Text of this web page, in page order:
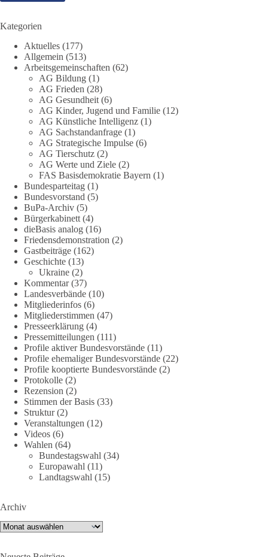
beschäftigte sich die Teilnehmer des Politischen
Referent Frank Bothmann stellte die These auf, dass die
derzeit in Teilen der Umweltbewegung diskutierten
„Grundrechte der Natur“ weit über klassischen Naturschutz
hinausreichen und grundlegende Fragen zum Menschenbild,
zum Rechtsstaat und zur Demokratie aufwerfen. [...]
👉 Hier weiterlesen:https://diebasis-
partei.de/2026/07/grundrechte-der-natur-ein-angriff-auf-das-
grundgesetz/
🟩🟩🟦🟦🟥🟥🟧🟧
Es ging weniger um fertige Antworten als um eine Debatte
darüber, wie Freiheit, Verantwortung, Naturschutz und
Grundrechte in einer demokratischen Gesellschaft künftig
miteinander in Einklang gebracht werden können.
#dieBasis #natur #grundrechte
38 7 8
DieBasis
2 Tage(n) zuvor
Jetzt dieBasis Sachsen-Anhalt unterstützen!
Die Landtagswahl 2026 in Sachsen-Anhalt findet am 6.
September statt. Die Inhalte stehen – jetzt müssen sie gesehen,
geteilt und diskutiert werden.
Folge unseren Kanälen:
Facebook:
https://www.facebook.com/groups/diebasissachsenanhalt/
Tiktok:
X:https://x.com/DieBasisLSA
Youtube:https://www.youtube.com/dieBasisSachsenAnhalt
Kategorien
Aktuelles (177)
Allgemein (513)
Arbeitsgemeinschaften (62)
AG Bildung (1)
AG Frieden (28)
AG Gesundheit (6)
AG Kinder, Jugend und Familie (12)
AG Künstliche Intelligenz (1)
AG Sachstandanfrage (1)
AG Strategische Impulse (6)
AG Tierschutz (2)
AG Werte und Ziele (2)
FAS Basisdemokratie Bayern (1)
Bundesparteitag (1)
Bundesvorstand (5)
BuPa-Archiv (5)
Bürgerkabinett (4)
dieBasis analog (16)
Friedensdemonstration (2)
Gastbeiträge (162)
Geschichte (13)
Ukraine (2)
Kommentar(37)
Landesverbände (10)
Mitgliederinfos (6)
Mitgliederstimmen (47)
Presseerklärung (4)
Pressemitteilungen (111)
Profile aktiver Bundesvorstände (11)
Profile ehemaliger Bundesvorstände (22)
Profile kooptierte Bundesvorstände (2)
Protokolle (2)
Rezension (2)
Stimmen der Basis (33)
Struktur(2)
Veranstaltungen (12)
Videos (6)
Wahlen (64)
Bundestagswahl (34)
Europawahl (11)
Landtagswahl (15)
Archiv
Archiv